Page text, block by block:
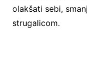
olakšati sebi,
strugalicom.